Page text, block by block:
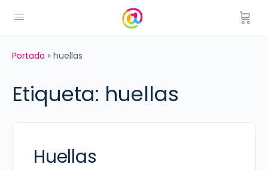
Portada » huellas
Etiqueta: huellas
Huellas